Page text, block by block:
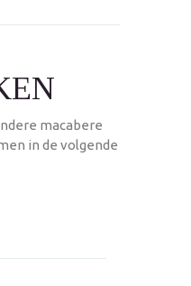
macabere
in de volgende